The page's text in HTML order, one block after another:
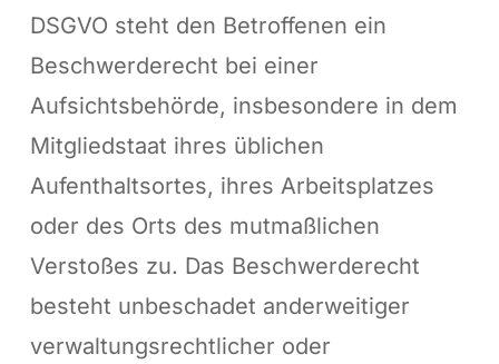
DSGVO steht den Betroffenen ein
Beschwerderecht bei einer
Aufsichtsbehörde, insbesondere in dem
Mitgliedstaat ihres üblichen
Aufenthaltsortes, ihres Arbeitsplatzes
oder des Orts des mutmaßlichen
Verstoßes zu. Das Beschwerderecht
besteht unbeschadet anderweitiger
verwaltungsrechtlicher oder